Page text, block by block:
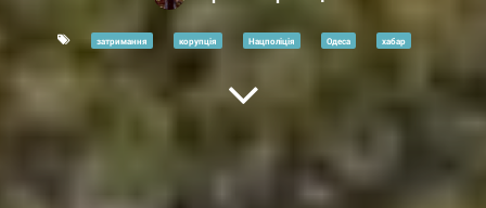
затримання корупція Нацполіція Одеса хабар